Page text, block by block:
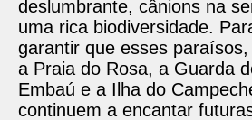
deslumbrante, cânions na
uma rica biodiversidade.
garantir que esses
a Praia do Rosa, a Guarda
Embaú e a Ilha do
continuem a encantar